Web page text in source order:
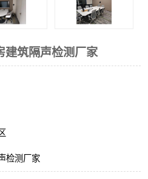
建筑隔声检测厂家
检测厂家